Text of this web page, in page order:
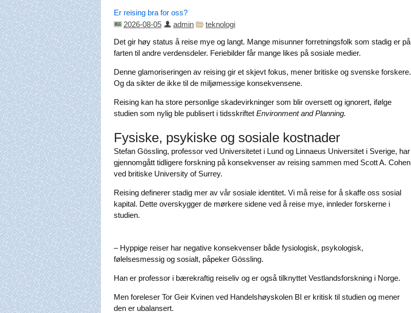
Er reising bra for oss?
2026-08-05
admin
teknologi
Det gir høy status å reise mye og langt. Mange misunner forretningsfolk som stadig er på
farten til andre verdensdeler. Feriebilder får mange likes på sosiale medier.
Denne glamoriseringen av reising gir et skjevt fokus, mener britiske og svenske forskere.
Og da sikter de ikke til de miljømessige konsekvensene.
Reising kan ha store personlige skadevirkninger som blir oversett og ignorert, ifølge
studien som nylig ble publisert i tidsskriftet Environment and Planning.
Fysiske, psykiske og sosiale kostnader
Stefan Gössling, professor ved Universitetet i Lund og Linnaeus Universitet i Sverige, har
gjennomgått tidligere forskning på konsekvenser av reising sammen med Scott A. Cohen
ved britiske University of Surrey.
Reising definerer stadig mer av vår sosiale identitet. Vi må reise for å skaffe oss sosial
kapital. Dette overskygger de mørkere sidene ved å reise mye, innleder forskerne i
studien.
– Hyppige reiser har negative konsekvenser både fysiologisk, psykologisk,
følelsesmessig og sosialt, påpeker Gössling.
Han er professor i bærekraftig reiseliv og er også tilknyttet Vestlandsforskning i Norge.
Men foreleser Tor Geir Kvinen ved Handelshøyskolen BI er kritisk til studien og mener
den er ubalansert.